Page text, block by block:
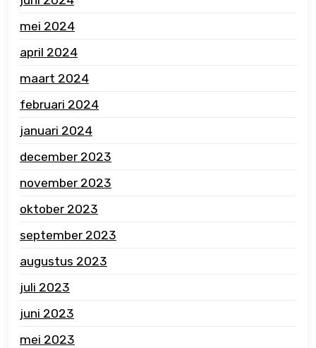
mei 2024
april 2024
maart 2024
februari 2024
januari 2024
december 2023
november 2023
oktober 2023
september 2023
augustus 2023
juli 2023
juni 2023
mei 2023